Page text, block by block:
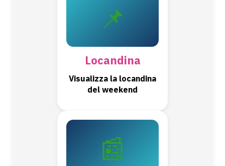
📌
Locandina
Visualizza la locandina
del weekend
📰